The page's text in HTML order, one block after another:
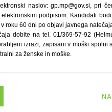
naslov: gp.mp@gov.si, pri
podpisom. Kandidati
roku 60 dni po objavi javnega
dobite na tel. 01/369-57-92
izrazi, zapisani v moški spolni
za ženske in moške.